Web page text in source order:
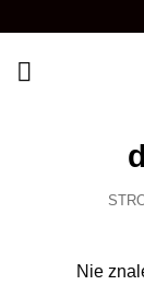
zawartości
Nie